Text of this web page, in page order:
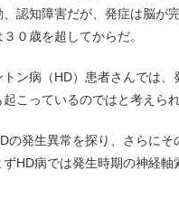
認知障害だが、発症は脳が
０歳を超してからだ。
ン病（HD）患者さんでは
こっているのではと考えら
の発生異常を探り、さらに
HD病では発生時期の神経